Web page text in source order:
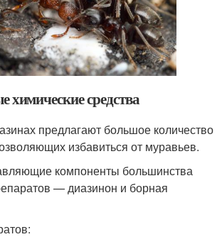
химические средства
предлагают большое количество
избавиться от муравьев.
компоненты большинства
— диазинон и борная